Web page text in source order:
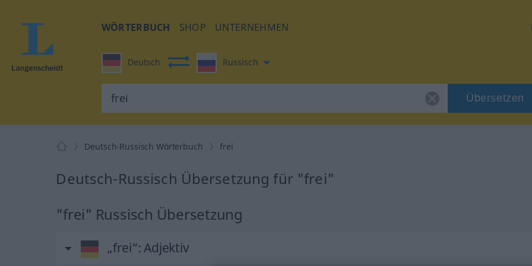
WÖRTERBUCH SHOP UNTERNEHMEN
Deutsch Russisch
Übersetzen
Deutsch-Russisch Wörterbuch frei
Deutsch-Russisch Übersetzung für "frei"
"frei" Russisch Übersetzung
„frei“: Adjektiv